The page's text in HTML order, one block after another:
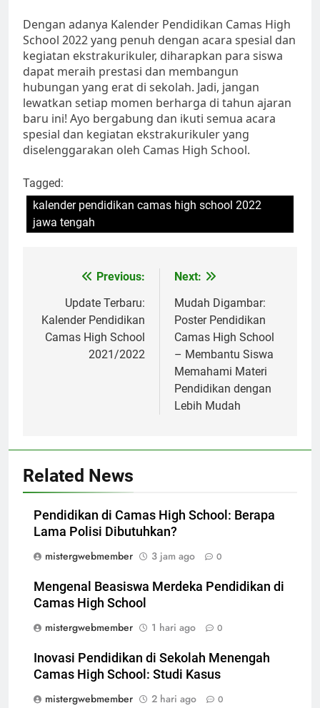
Dengan adanya Kalender Pendidikan Camas High
School 2022 yang penuh dengan acara spesial dan
kegiatan ekstrakurikuler, diharapkan para siswa
dapat meraih prestasi dan membangun
hubungan yang erat di sekolah. Jadi, jangan
lewatkan setiap momen berharga di tahun ajaran
baru ini! Ayo bergabung dan ikuti semua acara
spesial dan kegiatan ekstrakurikuler yang
diselenggarakan oleh Camas High School.
Tagged:
kalender pendidikan camas high school 2022
jawa tengah
Navigasi
pos
Previous:
Update Terbaru:
Kalender Pendidikan
Camas High School
2021/2022
Next:
Mudah Digambar:
Poster Pendidikan
Camas High School
– Membantu Siswa
Memahami Materi
Pendidikan dengan
Lebih Mudah
Related News
Pendidikan di Camas High School: Berapa
Lama Polisi Dibutuhkan?
mistergwebmember
3 jam ago 0
Mengenal Beasiswa Merdeka Pendidikan di
Camas High School
mistergwebmember
1 hari ago 0
Inovasi Pendidikan di Sekolah Menengah
Camas High School: Studi Kasus
mistergwebmember
2 hari ago 0